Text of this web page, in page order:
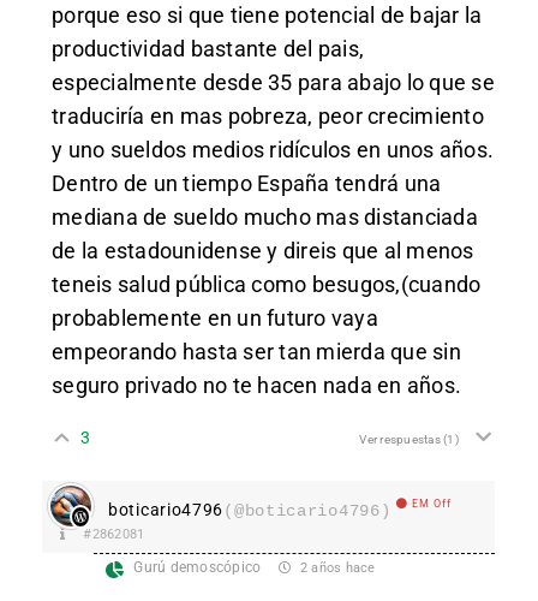
porque eso si que tiene potencial de bajar la
productividad bastante del pais,
especialmente desde 35 para abajo lo que se
traduciría en mas pobreza, peor crecimiento
y uno sueldos medios ridículos en unos años.
Dentro de un tiempo España tendrá una
mediana de sueldo mucho mas distanciada
de la estadounidense y direis que al menos
teneis salud pública como besugos,(cuando
probablemente en un futuro vaya
empeorando hasta ser tan mierda que sin
seguro privado no te hacen nada en años.
3 Ver respuestas(1)
boticario4796(@boticario4796) EM Off
#2862081
Gurú demoscópico 2 años hace